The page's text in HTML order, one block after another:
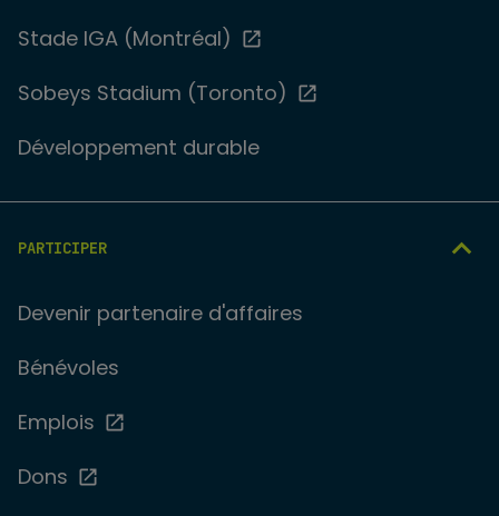
Stade IGA (Montréal)
Sobeys Stadium (Toronto)
Développement durable
PARTICIPER
Devenir partenaire d'affaires
Bénévoles
Emplois
Dons